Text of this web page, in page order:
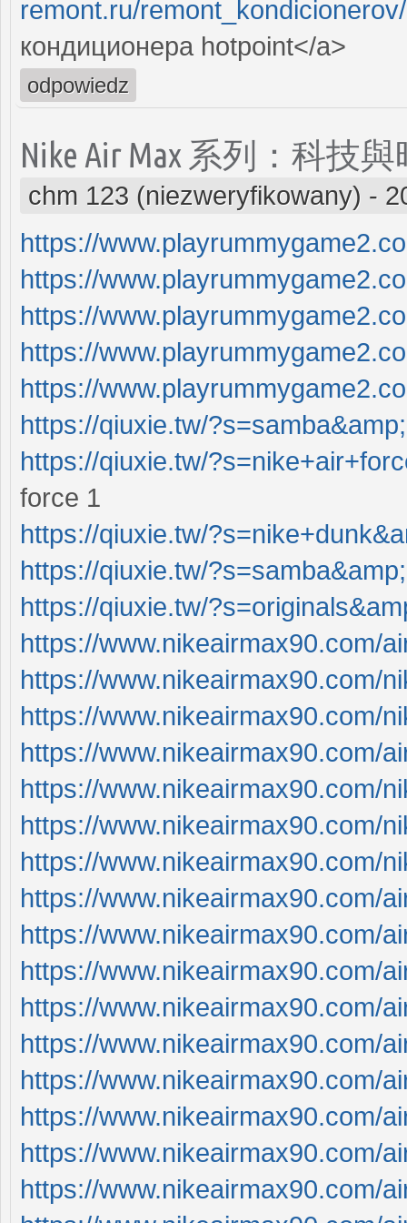
remont.ru/
кондиционера hоtpoint</a>
odpowiedz
Nike Air Max 系列：科技
chm 123 (niezweryfikowany) -
https://
https://
https://
https://
https://
https://qiuxie.tw/
https://qiuxie.tw/
force 1
https://qiuxie.tw/
https://qiuxie.tw/
https://qiuxie.tw/
https://www.nikeairmax90.com/
https://www.nikeairmax90.com/
https://www.nikeairmax90.com/
https://www.nikeairmax90.com/
https://www.nikeairmax90.com/
https://www.nikeairmax90.com/
https://www.nikeairmax90.com/
https://www.nikeairmax90.com/
https://www.nikeairmax90.com/
https://www.nikeairmax90.com/
https://www.nikeairmax90.com/
https://www.nikeairmax90.com/
https://www.nikeairmax90.com/
https://www.nikeairmax90.com/
https://www.nikeairmax90.com/
https://www.nikeairmax90.com/